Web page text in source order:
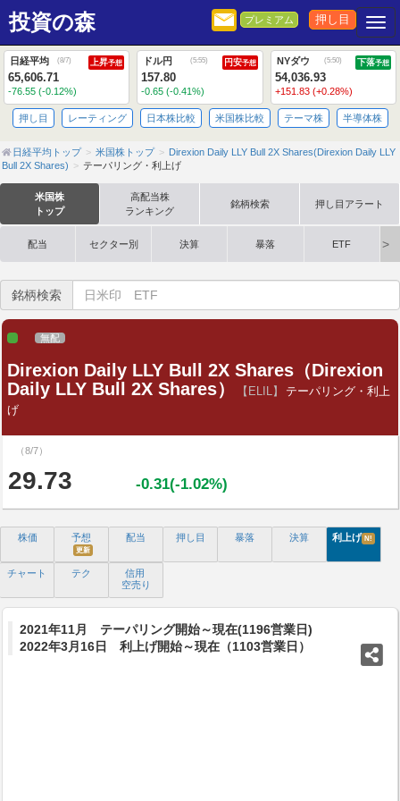
投資の森 プレミアム 押し目
日経平均 (8/7) 上昇予想
65,606.71
-76.55 (-0.12%)
ドル円 (5:55) 円安予想
157.80
-0.65 (-0.41%)
NYダウ (5:50) 下落予想
54,036.93
+151.83 (+0.28%)
押し目 レーティング 日本株比較 米国株比較 テーマ株 半導体株
日経平均トップ 米国株トップ
Direxion Daily LLY Bull 2X Shares(Direxion Daily LLY
Bull 2X Shares)
テーパリング・利上げ
米国株
トップ
高配当株
ランキング
銘柄検索 押し目アラート
配当 セクター別 決算 暴落 ETF
銘柄検索
無配
Direxion Daily LLY Bull 2X Shares（Direxion
Daily LLY Bull 2X Shares）
【ELIL】
テーパリング・利上
げ
（8/7）
29.73 -0.31(-1.02%)
株価 予想
更新
配当 押し目 暴落 決算 利上げ N!
チャート テク
信用
空売り
2021年11月 テーパリング開始～現在(1196営業日)
2022年3月16日 利上げ開始～現在（1103営業日）